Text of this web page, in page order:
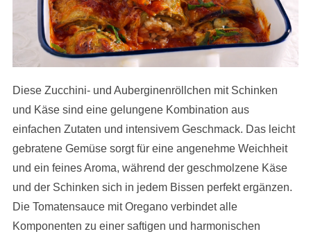
Diese Zucchini- und Auberginenröllchen mit Schinken
und Käse sind eine gelungene Kombination aus
einfachen Zutaten und intensivem Geschmack. Das leicht
gebratene Gemüse sorgt für eine angenehme Weichheit
und ein feines Aroma, während der geschmolzene Käse
und der Schinken sich in jedem Bissen perfekt ergänzen.
Die Tomatensauce mit Oregano verbindet alle
Komponenten zu einer saftigen und harmonischen